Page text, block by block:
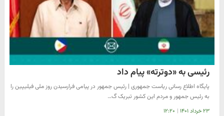
رئیسی به «دوترته» پیام داد
پایگاه اطلاع رسانی ریاست جمهوری | رئیس جمهور در پیامی فرارسیدن روز ملی فیلیپین را
به رئیس جمهور و مردم این کشور تبریک گ…
۲۳ خرداد ۱۴۰۱ | ۱۲:۲۰